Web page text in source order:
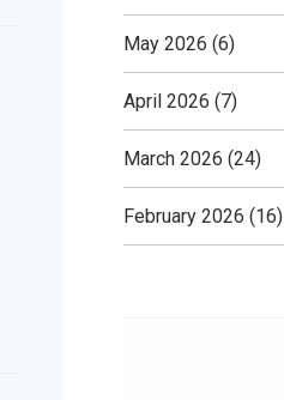
May 2026 (6)
April 2026 (7)
March 2026 (24)
February 2026 (16)